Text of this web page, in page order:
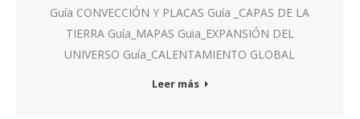
Guía CONVECCIÓN Y PLACAS Guía _CAPAS DE LA
TIERRA Guía_MAPAS Guia_EXPANSIÓN DEL
UNIVERSO Guía_CALENTAMIENTO GLOBAL
Leer más